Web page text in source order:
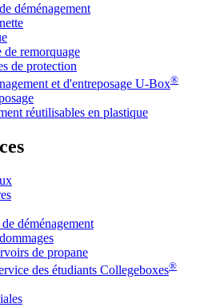
déménagement
remorquage
de protection
et d'entreposage U-Box®
réutilisables en plastique
déménagement
de propane
des étudiants Collegeboxes®